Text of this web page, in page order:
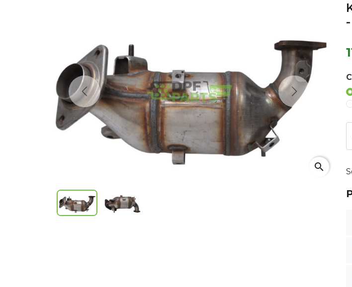
Previous Next
search